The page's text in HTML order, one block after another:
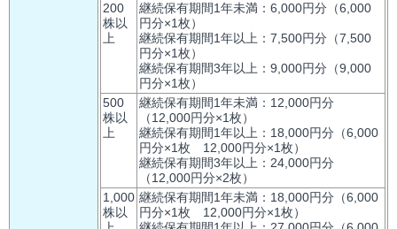
200
株以
上
継続保有期間1年未満：6,000円分（6,000
円分×1枚）
継続保有期間1年以上：7,500円分（7,500
円分×1枚）
継続保有期間3年以上：9,000円分（9,000
円分×1枚）
500
株以
上
継続保有期間1年未満：12,000円分
（12,000円分×1枚）
継続保有期間1年以上：18,000円分（6,000
円分×1枚 12,000円分×1枚）
継続保有期間3年以上：24,000円分
（12,000円分×2枚）
1,000
株以
継続保有期間1年未満：18,000円分（6,000
円分×1枚 12,000円分×1枚）